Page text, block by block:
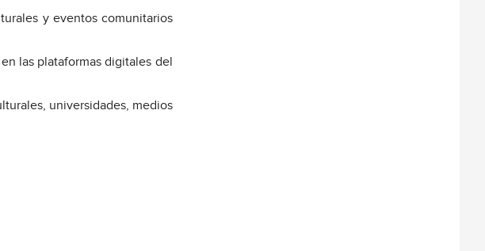
y eventos comunitarios
las plataformas digitales del
universidades, medios